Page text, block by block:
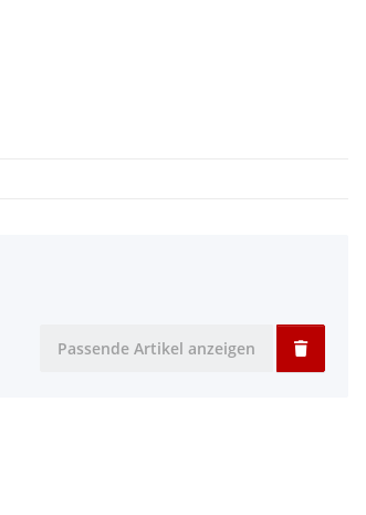
Passende Artikel anzeigen